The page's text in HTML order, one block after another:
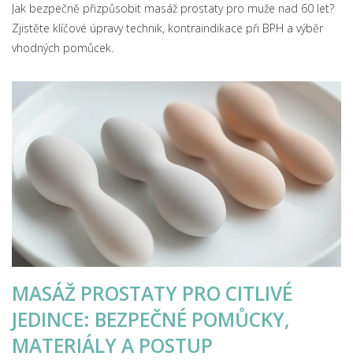
Jak bezpečně přizpůsobit masáž prostaty pro muže nad 60 let?
Zjistěte klíčové úpravy technik, kontraindikace při BPH a výběr
vhodných pomůcek.
MASÁŽ PROSTATY PRO CITLIVÉ
JEDINCE: BEZPEČNÉ POMŮCKY,
MATERIÁLY A POSTUP